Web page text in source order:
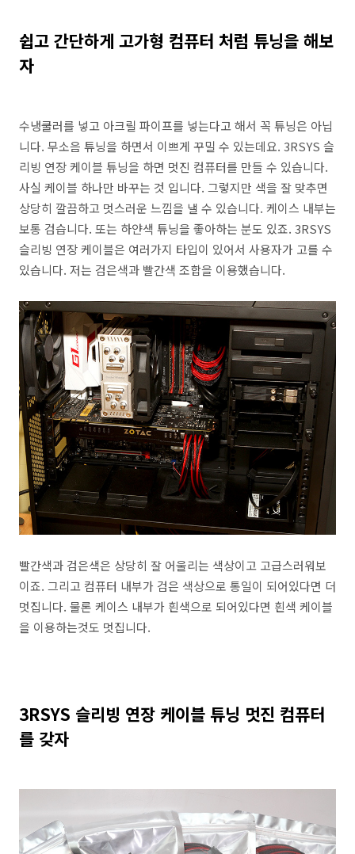
쉽고 간단하게 고가형 컴퓨터 처럼 튜닝을 해보
자
수냉쿨러를 넣고 아크릴 파이프를 넣는다고 해서 꼭 튜닝은 아닙
니다. 무소음 튜닝을 하면서 이쁘게 꾸밀 수 있는데요. 3RSYS 슬
리빙 연장 케이블 튜닝을 하면 멋진 컴퓨터를 만들 수 있습니다.
사실 케이블 하나만 바꾸는 것 입니다. 그렇지만 색을 잘 맞추면
상당히 깔끔하고 멋스러운 느낌을 낼 수 있습니다. 케이스 내부는
보통 검습니다. 또는 하얀색 튜닝을 좋아하는 분도 있죠. 3RSYS
슬리빙 연장 케이블은 여러가지 타입이 있어서 사용자가 고를 수
있습니다. 저는 검은색과 빨간색 조합을 이용했습니다.
빨간색과 검은색은 상당히 잘 어울리는 색상이고 고급스러워보
이죠. 그리고 컴퓨터 내부가 검은 색상으로 통일이 되어있다면 더
멋집니다. 물론 케이스 내부가 흰색으로 되어있다면 흰색 케이블
을 이용하는것도 멋집니다.
3RSYS 슬리빙 연장 케이블 튜닝 멋진 컴퓨터
를 갖자